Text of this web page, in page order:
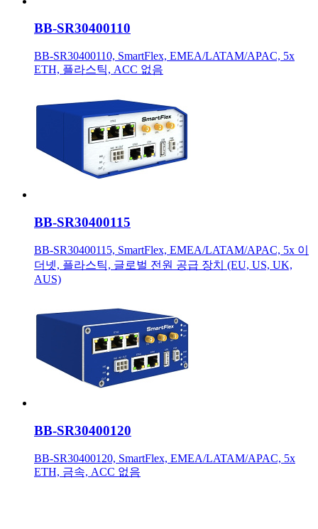
BB-SR30400110
BB-SR30400110, SmartFlex, EMEA/LATAM/APAC, 5x
ETH, 플라스틱, ACC 없음
BB-SR30400115
BB-SR30400115, SmartFlex, EMEA/LATAM/APAC, 5x 이
더넷, 플라스틱, 글로벌 전원 공급 장치 (EU, US, UK,
AUS)
BB-SR30400120
BB-SR30400120, SmartFlex, EMEA/LATAM/APAC, 5x
ETH, 금속, ACC 없음